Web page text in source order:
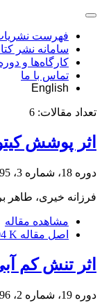
فهرست
سامانه نشر
کارگاه‌ها و
تماس با ما
English
تعداد مقالات: 6
اثر پوشش
دوره 18، شماره 3، 1395، صفحه
فرزانه خیری، طاهر
مشاهده مقاله
اصل مقاله K
اثر تنش کم
دوره 19، شماره 2، 1396، صفحه